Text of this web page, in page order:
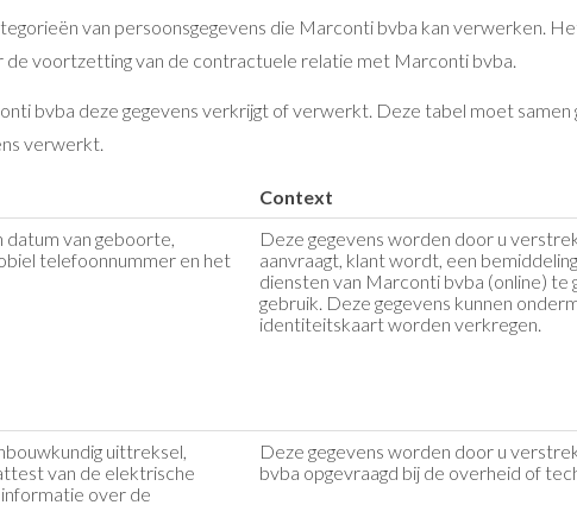
van persoonsgegevens die Marconti bvba kan verwerken.
voortzetting van de contractuele relatie met Marconti bvba.
bvba deze gegevens verkrijgt of verwerkt. Deze tabel moet samen
verwerkt.
Context
datum van geboorte,
telefoonnummer en het
Deze gegevens worden door u
aanvraagt, klant wordt, een
diensten van Marconti bvba (online)
gebruik. Deze gegevens kunnen
identiteitskaart worden verkregen.
uittreksel,
van de elektrische
over de
Deze gegevens worden door u
bvba opgevraagd bij de overheid of